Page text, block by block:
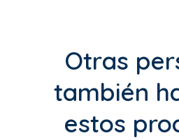
Otras
también
estos